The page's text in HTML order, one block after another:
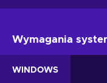
gdziekolwiek się
terroru w
spotyka się po
Wymagania
WINDOWS